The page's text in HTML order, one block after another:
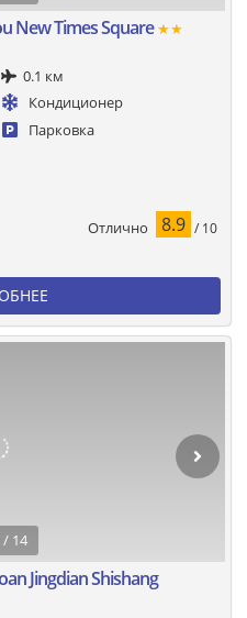
New Times Square★★
0.1 км
Кондиционер
Парковка
Отлично 8.9 / 10
/ 14
Jingdian Shishang